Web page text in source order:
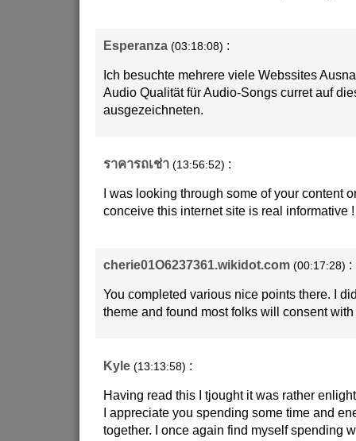
Esperanza (03:18:08) :
Ich besuchte mehrere viele Webssites
Audio Qualität für Audio-Songs curret auf
ausgezeichneten.
ราคารถเช่า (13:56:52) :
I was looking through some of your content
conceive this internet site is real informative
cherie01O6237361.wikidot.com (00:17:28) :
You completed various nice points there. I
theme and found most folks will consent
Kyle (13:13:58) :
Having read this I tjought it was rather
I appreciate you spending some time and
together. I once again find myself spending